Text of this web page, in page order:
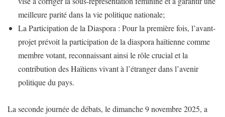
meilleure parité dans la vie politique nationale;
​La Participation de la Diaspora : Pour la première fois, l’avant-
projet prévoit la participation de la diaspora haïtienne comme
membre votant, reconnaissant ainsi le rôle crucial et la
contribution des Haïtiens vivant à l’étranger dans l’avenir
politique du pays.
​La seconde journée de débats, le dimanche 9 novembre 2025, a